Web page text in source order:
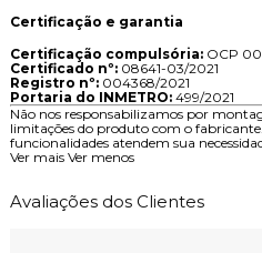
Certificação e garantia
Certificação compulsória:OCP
Certificado nº:08641-03/2021
Registro nº:004368/2021
Portaria do INMETRO: 499/2021
Não nos responsabilizamos por
limitações do produto com o
funcionalidades atendem sua
Ver mais Ver menos
Avaliações dos Clientes